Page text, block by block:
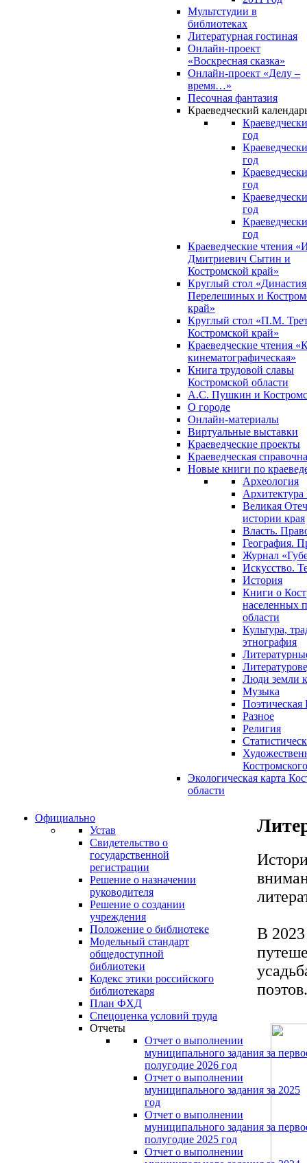
Мультстудии в
библиотеках
Литературная гостиная
Онлайн-проект
«Воскресная сказка»
Онлайн-проект «Делу –
время…»
Песочная фантазия
Краеведческий
год
год
год
год
год
Краеведческие чтения
Дмитриевич Сытин и
Костромской край»
Круглый стол
Перелешиных и
край»
Круглый стол «П.М.
Костромской край»
Краеведческие чтения
кинематографическая»
Книга трудовой славы
Костромской области
А.С. Пушкин и
О городе
Онлайн-материалы
Виртуальные выставки
Краеведческие проекты
Краеведческая
Новые книги по
Археология
Архитектура
Великая
истории края
Власть.
География.
Журнал
Искусство.
История
Книги о
населенных
области
Культура,
этнография
Люди земли
Музыка
Поэтическая
Разное
Религия
Экологическая карта
области
Официально
Устав
Свидетельство о
государственной
регистрации
Решение о назначении
руководителя
Решение о создании
учреждения
Положение о библиотеке
Модельный стандарт
общедоступной
библиотеки
Кодекс этики российского
библиотекаря
План ФХД
Спецоценка условий труда
Отчеты
Отчет о выполнении
муниципального задания за
полугодие 2026 год
Отчет о выполнении
муниципального задания за 2025
год
Отчет о выполнении
муниципального задания за
полугодие 2025 год
Отчет о выполнении
В 2023
поэтов.